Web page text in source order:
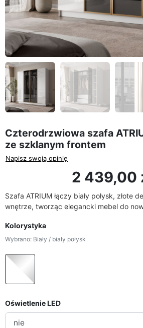
Poprzedni
Czterodrzwiowa szafa
ze szklanym frontem
Napisz swoją opinię
2 439,00
Szafa ATRIUM łączy biały połysk, złote
wnętrze, tworząc elegancki mebel do
Kolorystyka
Wybrano: Biały / biały połysk
Biały / biały połysk
Oświetlenie LED